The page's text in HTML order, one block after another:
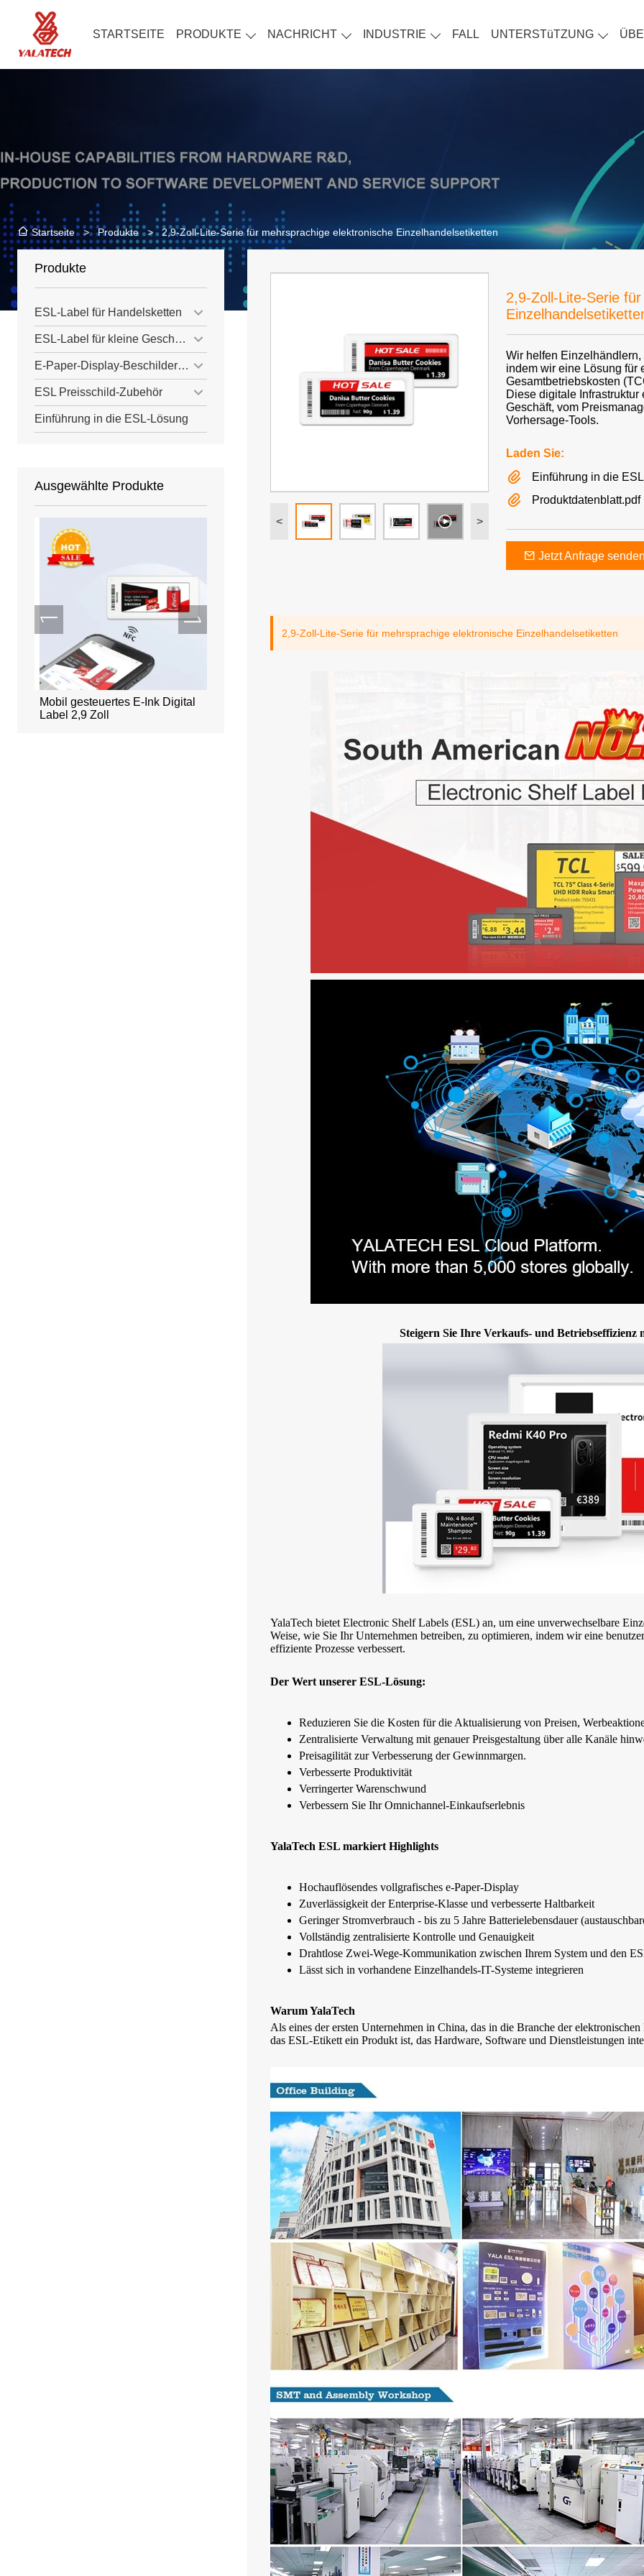
STARTSEITE PRODUKTE NACHRICHT INDUSTRIE FALL UNTERSTüTZUNG
Startseite > Produkte > 2,9-Zoll-Lite-Serie für mehrsprachige elektronische Einzelhandelsetiketten
Produkte
ESL-Label für Handelsketten
ESL-Label für kleine Geschäfte
E-Paper-Display-Beschilderung
ESL Preisschild-Zubehör
Einführung in die ESL-Lösung
Ausgewählte Produkte
Mobil gesteuertes E-Ink Digital
Label 2,9 Zoll
digitales
Serie
< >
2,9-Zoll-Lite-Serie
Wir helfen
indem wir eine Lösung für
Gesamtbetriebskosten
Diese digitale
Geschäft, vom
Vorhersage-Tools.
Laden Sie:
Einführung in die
Produktdatenblatt.pdf
Jetzt Anfrage senden
2,9-Zoll-Lite-Serie für mehrsprachige elektronische Einzelhandelsetiketten
Steigern Sie Ihre Verkaufs- und Betriebseffizienz
YalaTech bietet Electronic Shelf Labels (ESL) an, um eine unverwechselbare
Weise, wie Sie Ihr Unternehmen betreiben, zu optimieren, indem wir eine
effiziente Prozesse verbessert.
Der Wert unserer ESL-Lösung:
Reduzieren Sie die Kosten für die Aktualisierung von Preisen,
Zentralisierte Verwaltung mit genauer Preisgestaltung über alle Kanäle
Preisagilität zur Verbesserung der Gewinnmargen.
Verbesserte Produktivität
Verringerter Warenschwund
Verbessern Sie Ihr Omnichannel-Einkaufserlebnis
YalaTech ESL markiert Highlights
Hochauflösendes vollgrafisches e-Paper-Display
Zuverlässigkeit der Enterprise-Klasse und verbesserte Haltbarkeit
Geringer Stromverbrauch - bis zu 5 Jahre Batterielebensdauer
Vollständig zentralisierte Kontrolle und Genauigkeit
Drahtlose Zwei-Wege-Kommunikation zwischen Ihrem System und den
Lässt sich in vorhandene Einzelhandels-IT-Systeme integrieren
Warum YalaTech
Als eines der ersten Unternehmen in China, das in die Branche der
das ESL-Etikett ein Produkt ist, das Hardware, Software und Dienstleistungen